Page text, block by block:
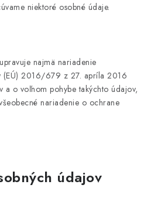
ZASOBY
(VČ. XD)
niektoré osobné údaje.
najmä nariadenie
(EÚ) 2016/679 z 27. apríla 2016
a o voľnom pohybe takýchto údajov,
nariadenie o ochrane
údajov